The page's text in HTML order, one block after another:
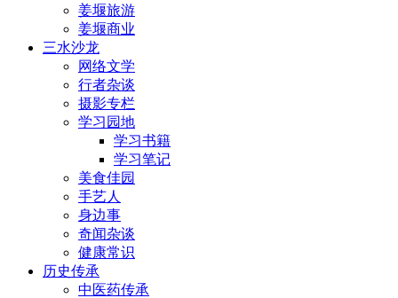
姜堰旅游
姜堰商业
三水沙龙
网络文学
行者杂谈
摄影专栏
学习园地
学习书籍
学习笔记
美食佳园
手艺人
身边事
奇闻杂谈
健康常识
历史传承
中医药传承